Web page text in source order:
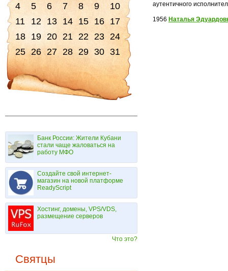
4
5 6 7 8 9
10
11
12 13 14 15 16 17
18 19 20 21 22 23 24
25 26 27 28 29 30 31
Банк России: Жители Кубани
стали чаще жаловаться на
работу МФО
Создайте свой интернет-
магазин на новой платформе
ReadyScript
Хостинг, домены, VPS/VDS,
размещение серверов
Что это?
Святцы
аутентичного
1956 Наталья